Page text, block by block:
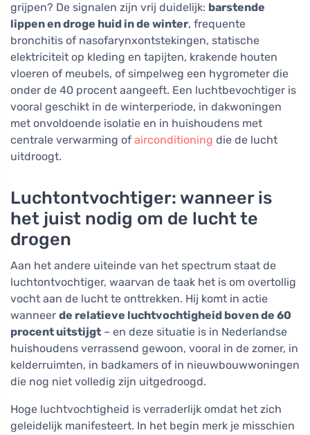
grijpen? De signalen zijn vrij duidelijk: barstende
lippen en droge huid in de winter, frequente
bronchitis of nasofarynxontstekingen, statische
elektriciteit op kleding en tapijten, krakende houten
vloeren of meubels, of simpelweg een hygrometer die
onder de 40 procent aangeeft. Een luchtbevochtiger is
vooral geschikt in de winterperiode, in dakwoningen
met onvoldoende isolatie en in huishoudens met
centrale verwarming of airconditioning die de lucht
uitdroogt.
Luchtontvochtiger: wanneer is
het juist nodig om de lucht te
drogen
Aan het andere uiteinde van het spectrum staat de
luchtontvochtiger, waarvan de taak het is om overtollig
vocht aan de lucht te onttrekken. Hij komt in actie
wanneer de relatieve luchtvochtigheid boven de 60
procent uitstijgt – en deze situatie is in Nederlandse
huishoudens verrassend gewoon, vooral in de zomer, in
kelderruimten, in badkamers of in nieuwbouwwoningen
die nog niet volledig zijn uitgedroogd.
Hoge luchtvochtigheid is verraderlijk omdat het zich
geleidelijk manifesteert. In het begin merk je misschien